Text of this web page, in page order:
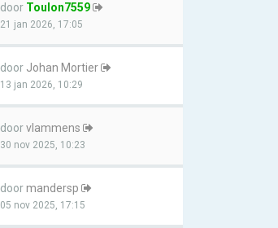
door Toulon7559
21 jan 2026, 17:05
door Johan Mortier
13 jan 2026, 10:29
doorvlammens
30 nov 2025, 10:23
doormandersp
05 nov 2025, 17:15